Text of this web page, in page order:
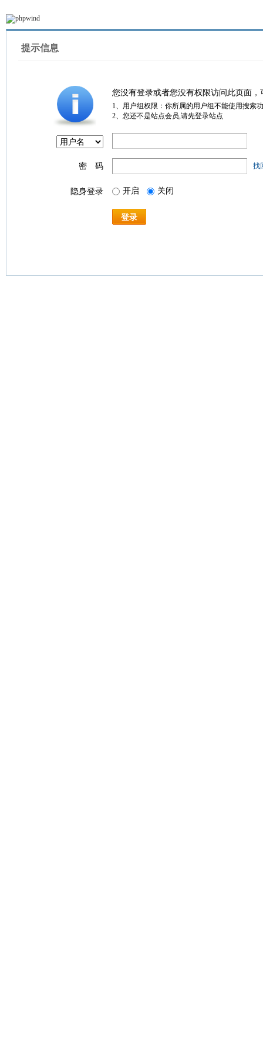
提示信息
您没有登录或者您没有权限访问此页面
1、用户组权限：你所属的用户组不能使用搜索
2、您还不是站点会员,请先登录站点
密 码 找
隐身登录 开启 关闭
登录